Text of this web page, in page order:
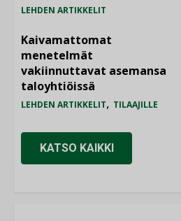
LEHDEN ARTIKKELIT
Kaivamattomat
menetelmät
vakiinnuttavat asemansa
taloyhtiöissä
LEHDEN ARTIKKELIT, TILAAJILLE
KATSO KAIKKI